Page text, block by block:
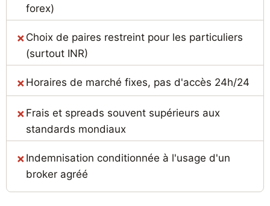
forex)
Choix de paires restreint pour les particuliers
(surtout INR)
Horaires de marché fixes, pas d'accès 24h/24
Frais et spreads souvent supérieurs aux
standards mondiaux
Indemnisation conditionnée à l'usage d'un
broker agréé